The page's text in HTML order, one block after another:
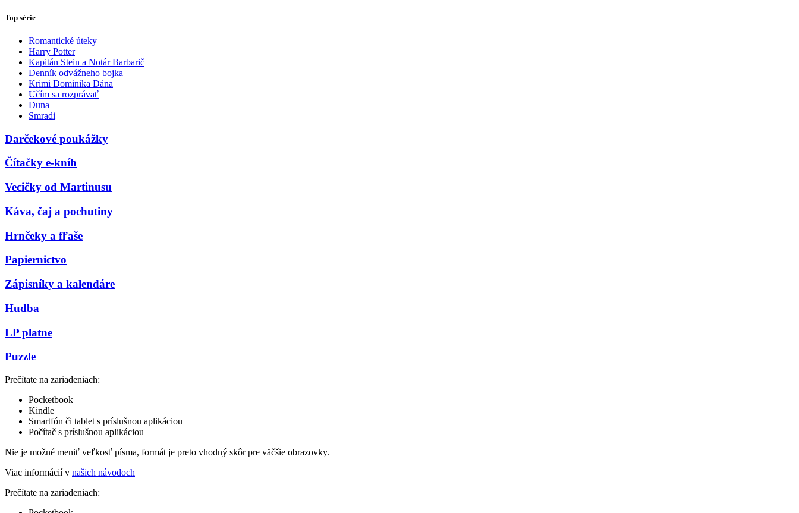
Top série
Romantické úteky
Harry Potter
Kapitán Stein a Notár Barbarič
Denník odvážneho bojka
Krimi Dominika Dána
Učím sa rozprávať
Duna
Smradi
Darčekové poukážky
Čítačky e-kníh
Vecičky od Martinusu
Káva, čaj a pochutiny
Hrnčeky a fľaše
Papiernictvo
Zápisníky a kalendáre
Hudba
LP platne
Puzzle
Prečítate na zariadeniach:
Pocketbook
Kindle
Smartfón či tablet s príslušnou aplikáciou
Počítač s príslušnou aplikáciou
Nie je možné meniť veľkosť písma, formát je preto vhodný skôr pre väčšie obrazovky.
Viac informácií v našich návodoch
Prečítate na zariadeniach: